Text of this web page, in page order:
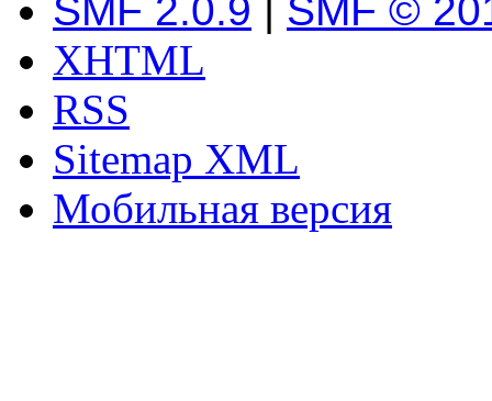
SMF 2.0.9 | SMF ©
XHTML
RSS
Sitemap XML
Мобильная версия